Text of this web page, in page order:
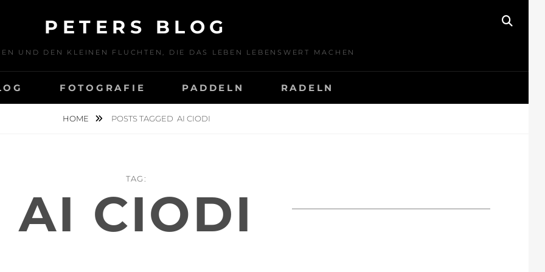
PETERS BLOG
UND DEN KLEINEN FLUCHTEN, DIE DAS LEBEN LEBENSWERT MACHEN
FOTOGRAFIE PADDELN RADELN
HOME POSTS TAGGED AI CIODI
TAG:
AI CIODI